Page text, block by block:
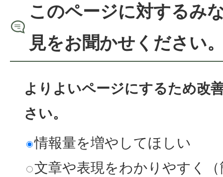
このページに対するみ
見をお聞かせください
よりよいページにするため改
さい。
情報量を増やしてほしい
文章や表現をわかりやすく